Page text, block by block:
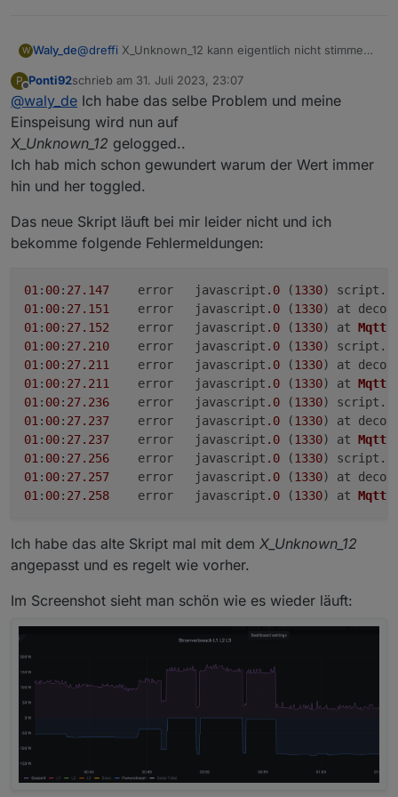
Der Einspeisesollwert ist das Objekt X_Unknown_12 des
Powerstream (alte Version des Scripts), was nach meiner
Beobachtung der eingestellten Grundlast*10 entspricht.
Es erfolgen also definitiv noch Aktualisierungen des
Bezugs innerhalb der 30 Sekunden.
W Waly_de@dreffi X_Unknown_12 kann eigentlich nicht stimmen.
Script in inv_output_watts.
Ich hab versucht Dein Problem zu korrigieren. Teste
mal
Anbei die neue Version des Skriptes, die nun
hoffentlich auch mit den Updates klar kommen sollte...
Bin gespannt, Ob es bei Euch läuft....
P
Offline
Ponti92schrieb am 31. Juli 2023, 23:07
zuletzt editiert von
@waly_de Ich habe das selbe Problem und meine
Einspeisung wird nun auf
X_Unknown_12 gelogged..
Ich hab mich schon gewundert warum der Wert immer
hin und her toggled.
Das neue Skript läuft bei mir leider nicht und ich
bekomme folgende Fehlermeldungen:
01 : 00: 27.147
	error	javascript
.0 (1330) script.
01 : 00: 27.151
	error	javascript
.0 (1330) at
01 : 00: 27.152
	error	javascript
.0 (1330) at
01 : 00: 27.210
	error	javascript
.0 (1330) script.
01 : 00: 27.211
	error	javascript
.0 (1330) at
01 : 00: 27.211
	error	javascript
.0 (1330) at
01 : 00: 27.236
	error	javascript
.0 (1330) script.
01 : 00: 27.237
	error	javascript
.0 (1330) at
01 : 00: 27.237
	error	javascript
.0 (1330) at
01 : 00: 27.256
	error	javascript
.0 (1330) script.
01 : 00: 27.257
	error	javascript
.0 (1330) at
01 : 00: 27.258
	error	javascript
.0 (1330) at
Ich habe das alte Skript mal mit dem X_Unknown_12
angepasst und es regelt wie vorher.
Im Screenshot sieht man schön wie es wieder läuft: